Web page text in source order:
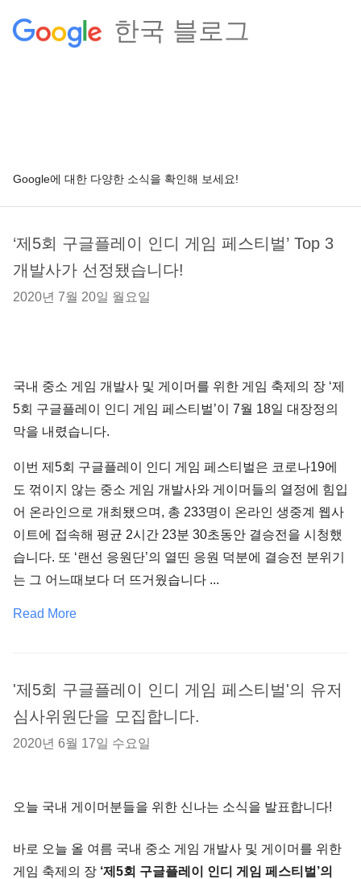
한국 블로그
Google에 대한 다양한 소식을 확인해 보세요!
‘제5회 구글플레이 인디 게임 페스티벌’ Top 3
개발사가 선정됐습니다!
2020년 7월 20일 월요일
국내 중소 게임 개발사 및 게이머를 위한 게임 축제의 장 ‘제
5회 구글플레이 인디 게임 페스티벌’이 7월 18일 대장정의
막을 내렸습니다.
이번 제5회 구글플레이 인디 게임 페스티벌은 코로나19에
도 꺾이지 않는 중소 게임 개발사와 게이머들의 열정에 힘입
어 온라인으로 개최됐으며, 총 233명이 온라인 생중계 웹사
이트에 접속해 평균 2시간 23분 30초동안 결승전을 시청했
습니다. 또 ‘랜선 응원단’의 열띤 응원 덕분에 결승전 분위기
는 그 어느때보다 더 뜨거웠습니다 ...
Read More
'제5회 구글플레이 인디 게임 페스티벌'의 유저
심사위원단을 모집합니다.
2020년 6월 17일 수요일
오늘 국내 게이머분들을 위한 신나는 소식을 발표합니다!
바로 오늘 올 여름 국내 중소 게임 개발사 및 게이머를 위한
게임 축제의 장 ‘제5회 구글플레이 인디 게임 페스티벌’의